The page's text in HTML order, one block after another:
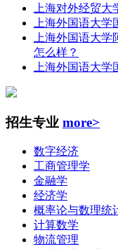
上海对外经贸
上海外国语大
上海外国语大
怎么样？
上海外国语大
招生专业 more>
数字经济
工商管理学
金融学
经济学
概率论与数理统
计算数学
物流管理